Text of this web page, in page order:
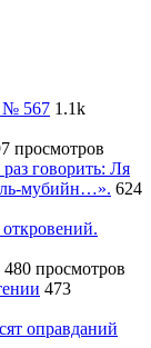
№ 567 1.1k
просмотров
говорить: Ля
мубийн…». 624
480 просмотров
473
оправданий